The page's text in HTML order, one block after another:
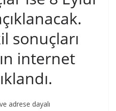
sonuçları
internet
adrese dayalı